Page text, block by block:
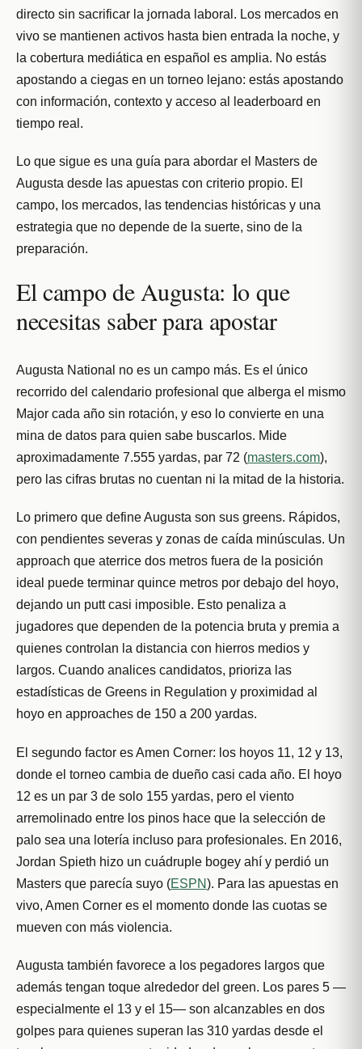
directo sin sacrificar la jornada laboral. Los mercados en
vivo se mantienen activos hasta bien entrada la noche, y
la cobertura mediática en español es amplia. No estás
apostando a ciegas en un torneo lejano: estás apostando
con información, contexto y acceso al leaderboard en
tiempo real.
Lo que sigue es una guía para abordar el Masters de
Augusta desde las apuestas con criterio propio. El
campo, los mercados, las tendencias históricas y una
estrategia que no depende de la suerte, sino de la
preparación.
El campo de Augusta: lo que
necesitas saber para apostar
Augusta National no es un campo más. Es el único
recorrido del calendario profesional que alberga el mismo
Major cada año sin rotación, y eso lo convierte en una
mina de datos para quien sabe buscarlos. Mide
aproximadamente 7.555 yardas, par 72 (masters.com),
pero las cifras brutas no cuentan ni la mitad de la historia.
Lo primero que define Augusta son sus greens. Rápidos,
con pendientes severas y zonas de caída minúsculas. Un
approach que aterrice dos metros fuera de la posición
ideal puede terminar quince metros por debajo del hoyo,
dejando un putt casi imposible. Esto penaliza a
jugadores que dependen de la potencia bruta y premia a
quienes controlan la distancia con hierros medios y
largos. Cuando analices candidatos, prioriza las
estadísticas de Greens in Regulation y proximidad al
hoyo en approaches de 150 a 200 yardas.
El segundo factor es Amen Corner: los hoyos 11, 12 y 13,
donde el torneo cambia de dueño casi cada año. El hoyo
12 es un par 3 de solo 155 yardas, pero el viento
arremolinado entre los pinos hace que la selección de
palo sea una lotería incluso para profesionales. En 2016,
Jordan Spieth hizo un cuádruple bogey ahí y perdió un
Masters que parecía suyo (ESPN). Para las apuestas en
vivo, Amen Corner es el momento donde las cuotas se
mueven con más violencia.
Augusta también favorece a los pegadores largos que
además tengan toque alrededor del green. Los pares 5 —
especialmente el 13 y el 15— son alcanzables en dos
golpes para quienes superan las 310 yardas desde el